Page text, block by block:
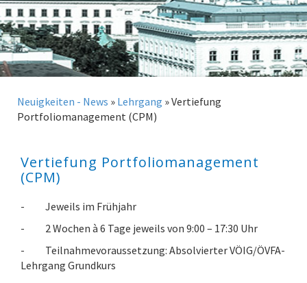
Neuigkeiten - News » Lehrgang »Vertiefung
Portfoliomanagement (CPM)
Vertiefung Portfoliomanagement
(CPM)
- Jeweils im Frühjahr
- 2 Wochen à 6 Tage jeweils von 9:00 – 17:30 Uhr
- Teilnahmevoraussetzung: Absolvierter VÖIG/ÖVFA-
Lehrgang Grundkurs